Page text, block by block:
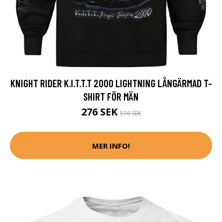
KNIGHT RIDER K.I.T.T.T 2000 LIGHTNING LÅNGÄRMAD T-
SHIRT FÖR MÄN
276 SEK516 SEK
MER INFO!